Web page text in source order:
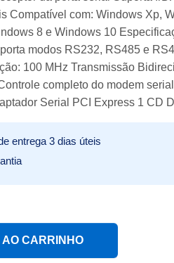
Compatível com: Windows Xp,
8 e Windows 10
modos RS232, RS485 e
100 MHz Transmissão
completo do modem
Serial PCI Express 1 CD
entrega 3 dias úteis
Serial Knup T89 quantidade
CARRINHO